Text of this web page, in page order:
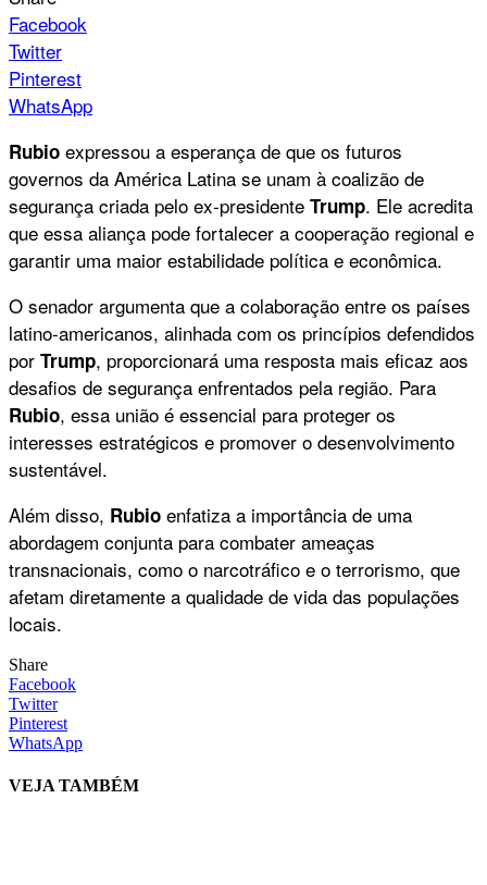
Facebook
Twitter
Pinterest
WhatsApp
Rubio expressou a esperança de que os futuros
governos da América Latina se unam à coalizão de
segurança criada pelo ex-presidente Trump. Ele acredita
que essa aliança pode fortalecer a cooperação regional e
garantir uma maior estabilidade política e econômica.
O senador argumenta que a colaboração entre os países
latino-americanos, alinhada com os princípios defendidos
por Trump, proporcionará uma resposta mais eficaz aos
desafios de segurança enfrentados pela região. Para
Rubio, essa união é essencial para proteger os
interesses estratégicos e promover o desenvolvimento
sustentável.
Além disso, Rubio enfatiza a importância de uma
abordagem conjunta para combater ameaças
transnacionais, como o narcotráfico e o terrorismo, que
afetam diretamente a qualidade de vida das populações
locais.
Share
Facebook
Twitter
Pinterest
WhatsApp
VEJA TAMBÉM